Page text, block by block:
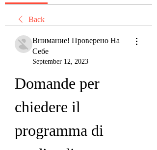
Back
Внимание! Проверено На
Себе
September 12, 2023
Domande per
chiedere il
programma di